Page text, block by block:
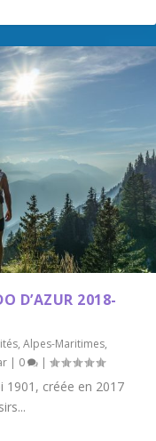
D’AZUR 2018-
,Alpes-Maritimes,
| 0 |
1901, créée en 2017